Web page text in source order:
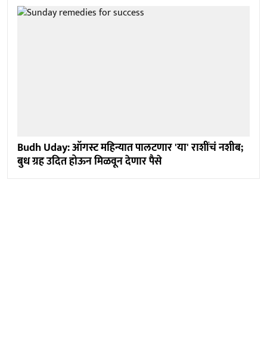
Budh Uday: ऑगस्ट महिन्यात पालटणार 'या' राशींचं नशीब;
बुध ग्रह उदित होऊन मिळवून देणार पैसे